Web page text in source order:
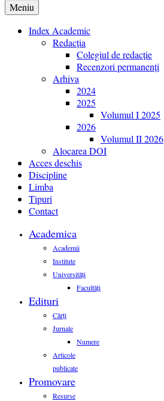
Meniu
Index Academic
Redacția
Colegiul de redacție
Recenzori permanenți
Arhiva
2024
2025
Volumul I 2025
2026
Volumul II 2026
Alocarea DOI
Acces deschis
Discipline
Limba
Tipuri
Contact
Academica
Academii
Institute
Universități
Facultăți
Edituri
Cărți
Jurnale
Numere
Articole
publicate
Promovare
Resurse